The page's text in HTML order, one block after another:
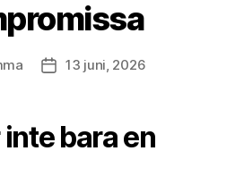
Inläggsdatum
13 juni, 2026
bara en